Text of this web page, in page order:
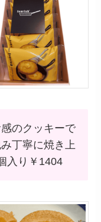
のクッキーで
丁寧に焼き上
入り￥1404